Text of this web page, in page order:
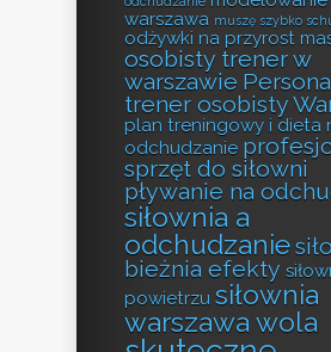
warszawa muszę szybko
odżywki na przyrost
osobisty trener w
warszawie
trener osobisty
plan treningowy i dieta
odchudzanie
sprzęt do siłowni
pływanie na
siłownia a
odchudzanie
bieżnia efekty
powietrzu siłownia
warszawa wola